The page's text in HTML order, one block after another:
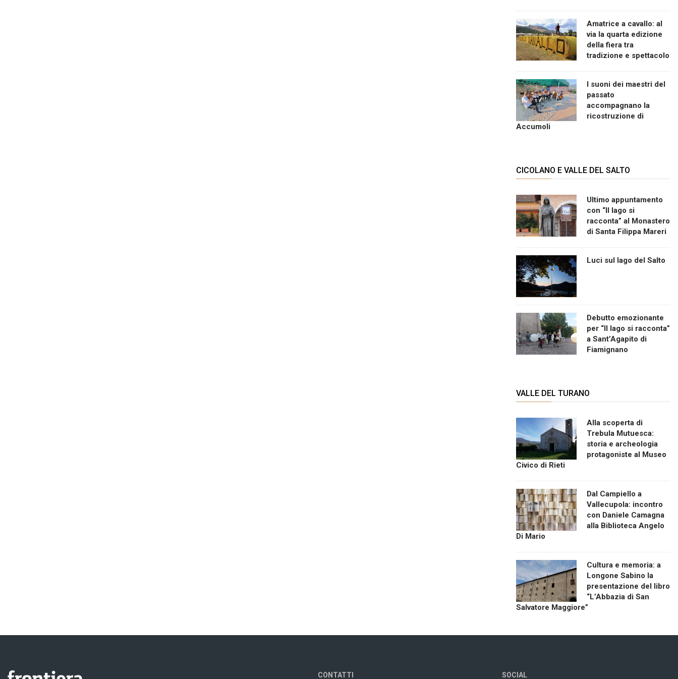
Amatrice a cavallo: al
via la quarta edizione
della fiera tra
tradizione e spettacolo
I suoni dei maestri del
passato
accompagnano la
ricostruzione di
Accumoli
CICOLANO E VALLE DEL SALTO
Ultimo appuntamento
con “Il lago si
racconta” al Monastero
di Santa Filippa Mareri
Luci sul lago del Salto
Debutto emozionante
per “Il lago si racconta”
a Sant’Agapito di
Fiamignano
VALLE DEL TURANO
Alla scoperta di
Trebula Mutuesca:
storia e archeologia
protagoniste al Museo
Civico di Rieti
Dal Campiello a
Vallecupola: incontro
con Daniele Camagna
alla Biblioteca Angelo
Di Mario
Cultura e memoria: a
Longone Sabino la
presentazione del libro
“L’Abbazia di San
Salvatore Maggiore”
CONTATTI SOCIAL